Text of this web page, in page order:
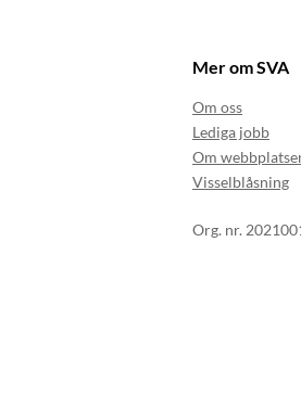
Mer om SVA
Om oss
Lediga jobb
Om
Visselblåsning
Org. nr.